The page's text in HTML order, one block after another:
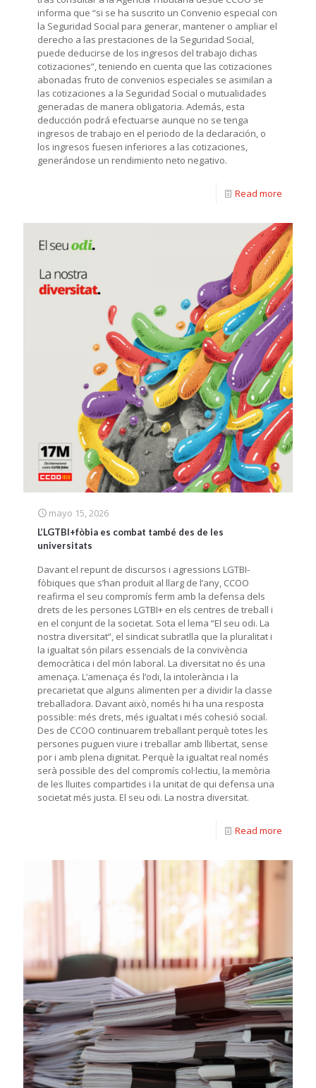
informa que “si se ha suscrito un Convenio especial con
la Seguridad Social para generar, mantener o ampliar el
derecho a las prestaciones de la Seguridad Social,
puede deducirse de los ingresos del trabajo dichas
cotizaciones”, teniendo en cuenta que las cotizaciones
abonadas fruto de convenios especiales se asimilan a
las cotizaciones a la Seguridad Social o mutualidades
generadas de manera obligatoria. Además, esta
deducción podrá efectuarse aunque no se tenga
ingresos de trabajo en el periodo de la declaración, o
los ingresos fuesen inferiores a las cotizaciones,
generándose un rendimiento neto negativo.
Read more
mayo 15, 2026
L’LGTBI+fòbia es combat també des de les
universitats
Davant el repunt de discursos i agressions LGTBI-
fòbiques que s’han produït al llarg de l’any, CCOO
reafirma el seu compromís ferm amb la defensa dels
drets de les persones LGTBI+ en els centres de treball i
en el conjunt de la societat. Sota el lema “El seu odi. La
nostra diversitat”, el sindicat subratlla que la pluralitat i
la igualtat són pilars essencials de la convivència
democràtica i del món laboral. La diversitat no és una
amenaça. L’amenaça és l’odi, la intolerància i la
precarietat que alguns alimenten per a dividir la classe
treballadora. Davant això, només hi ha una resposta
possible: més drets, més igualtat i més cohesió social.
Des de CCOO continuarem treballant perquè totes les
persones puguen viure i treballar amb llibertat, sense
por i amb plena dignitat. Perquè la igualtat real només
serà possible des del compromís col·lectiu, la memòria
de les lluites compartides i la unitat de qui defensa una
societat més justa. El seu odi. La nostra diversitat.
Read more